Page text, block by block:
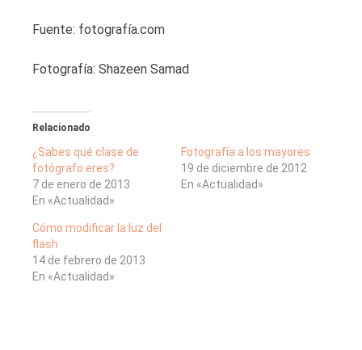
Fuente: fotografía.com
Fotografía: Shazeen Samad
Relacionado
¿Sabes qué clase de
fotógrafo eres?
7 de enero de 2013
En «Actualidad»
Fotografía a los mayores
19 de diciembre de 2012
En «Actualidad»
Cómo modificar la luz del
flash
14 de febrero de 2013
En «Actualidad»